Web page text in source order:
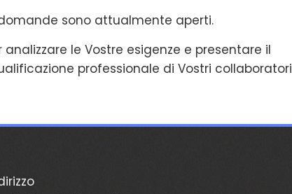
sono attualmente aperti.
le Vostre esigenze e presentare il
professionale di Vostri collaboratori